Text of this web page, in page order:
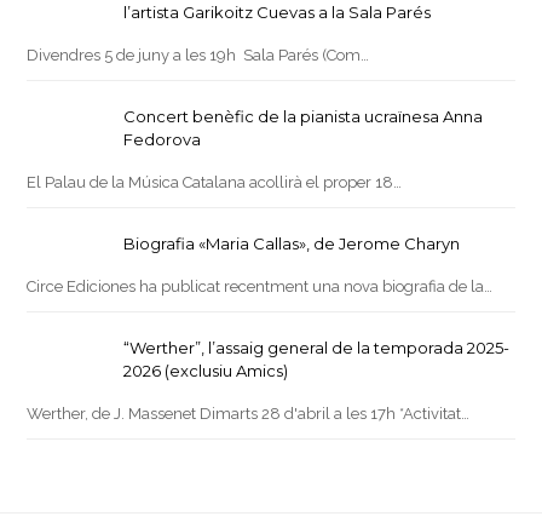
l’artista Garikoitz Cuevas a la Sala Parés
Divendres 5 de juny a les 19h Sala Parés (Com…
Concert benèfic de la pianista ucraïnesa Anna
Fedorova
El Palau de la Música Catalana acollirà el proper 18…
Biografia «Maria Callas», de Jerome Charyn
Circe Ediciones ha publicat recentment una nova biografia de la…
“Werther”, l’assaig general de la temporada 2025-
2026 (exclusiu Amics)
Werther, de J. Massenet Dimarts 28 d'abril a les 17h *Activitat…